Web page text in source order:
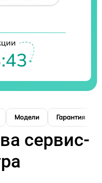
Модели Гарантия
сервис-